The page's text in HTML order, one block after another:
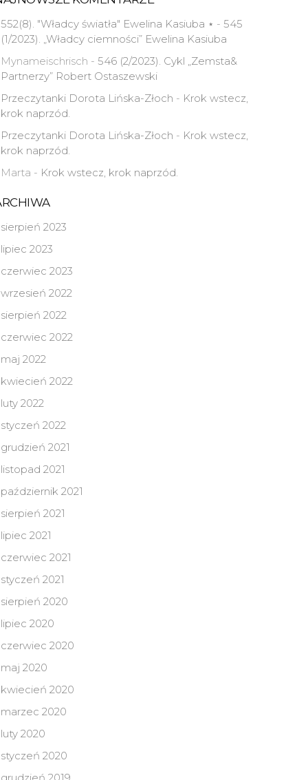
552(8). "Władcy światła" Ewelina Kasiuba ⋆ - 545
(1/2023). „Władcy ciemności” Ewelina Kasiuba
Mynameischrisch - 546 (2/2023). Cykl „Zemsta&
Partnerzy” Robert Ostaszewski
Przeczytanki Dorota Lińska-Złoch - Krok wstecz,
krok naprzód.
Przeczytanki Dorota Lińska-Złoch - Krok wstecz,
krok naprzód.
Marta - Krok wstecz, krok naprzód.
sierpień 2023
lipiec 2023
czerwiec 2023
wrzesień 2022
sierpień 2022
czerwiec 2022
maj 2022
kwiecień 2022
luty 2022
styczeń 2022
grudzień 2021
listopad 2021
październik 2021
sierpień 2021
lipiec 2021
czerwiec 2021
styczeń 2021
sierpień 2020
lipiec 2020
czerwiec 2020
maj 2020
kwiecień 2020
marzec 2020
luty 2020
styczeń 2020